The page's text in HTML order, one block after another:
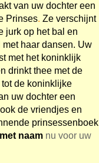
van uw dochter een
Prinses. Ze verschijnt
jurk op het bal en
haar dansen. Uw
met het koninklijk
drinkt thee met de
de koninklijke
uw dochter een
de vriendjes en
prinsessenboek
naam nu voor uw